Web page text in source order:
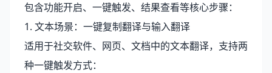
包含功能开启、一键触发、结果查看等核心步骤：
1. 文本场景：一键复制翻译与输入翻译
适用于社交软件、网页、文档中的文本翻译，支持两
种一键触发方式：